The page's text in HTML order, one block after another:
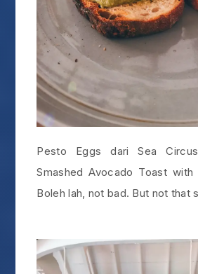
Pesto Eggs dari Sea
Smashed Avocado Toast with
Boleh lah, not bad. But not that